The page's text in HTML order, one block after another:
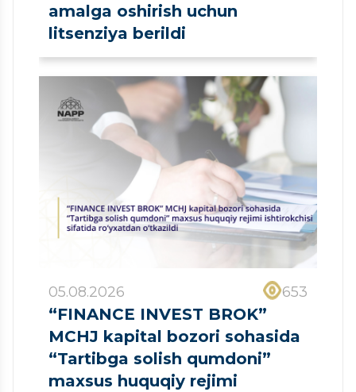
amalga oshirish uchun
litsenziya berildi
05.08.2026 653
“FINANCE INVEST BROK”
MCHJ kapital bozori sohasida
“Tartibga solish qumdoni”
maxsus huquqiy rejimi